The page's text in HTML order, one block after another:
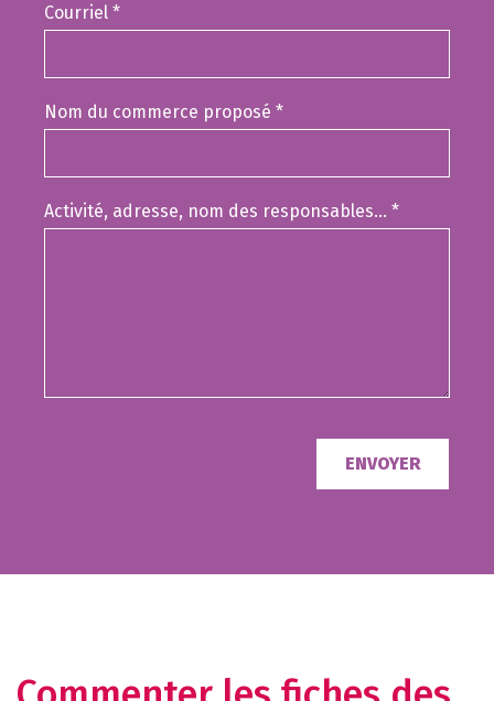
Courriel *
Nom du commerce proposé *
Activité, adresse, nom des responsables... *